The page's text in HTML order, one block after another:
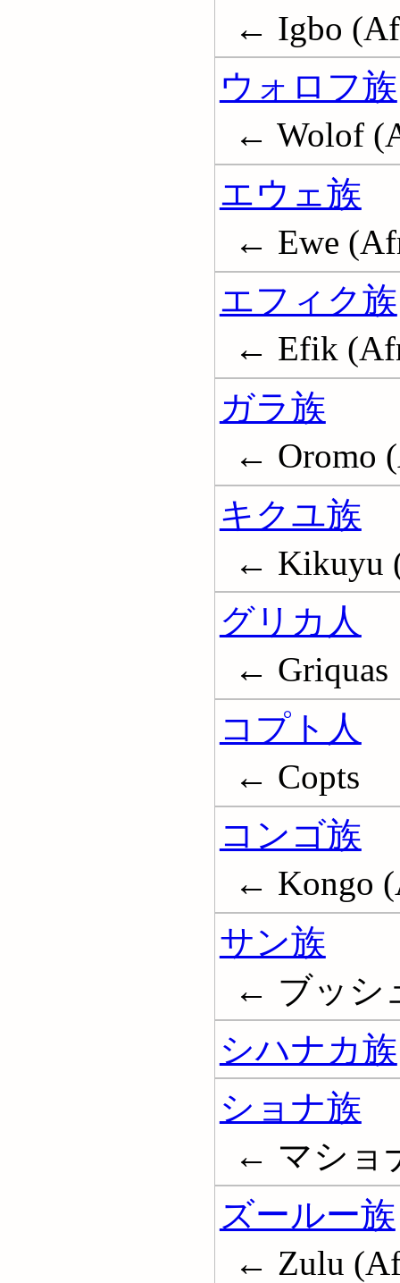
← Igbo
ウォロフ族
← Wolof
エウェ族
← Ewe
エフィク族
← Efik
ガラ族
← Oromo
キクユ族
← Kikuyu
グリカ人
← Griquas
コプト人
← Copts
コンゴ族
← Kongo
サン族
← ブッシ
シハナカ族
ショナ族
← マショ
ズールー族
← Zulu